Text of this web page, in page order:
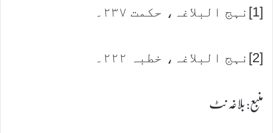
[1]نہج البلاغہ، حکمت ۲۳۷۔
[2]نہج البلاغہ، خطبہ ۲۲۲۔
منبع: بلاغہ نٹ